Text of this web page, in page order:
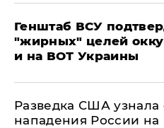
Генштаб ВСУ
"жирных" целей
и на ВОТ Украины
Разведка США узнала
нападения России на